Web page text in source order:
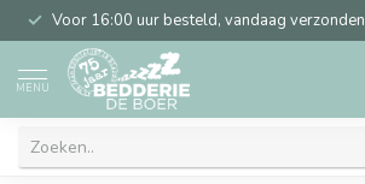
Voor 16:00 uur besteld, vandaag verzonden
MENU